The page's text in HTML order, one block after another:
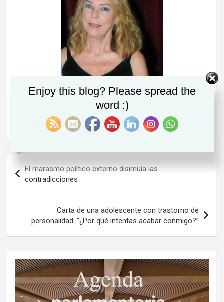
Margarita Barbáchano, periodista y escritora
Artículo publicado enEl Periódico de Aragón
de
entradas
El marasmo político externo disimula las
contradicciones
Carta de una adolescente con trastorno de
personalidad: “¿Por qué intentas acabar conmigo?”
Enjoy this blog? Please spread the
word :)